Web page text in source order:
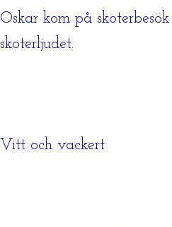
Oskar kom på
skoterljudet.
Vitt och vackert